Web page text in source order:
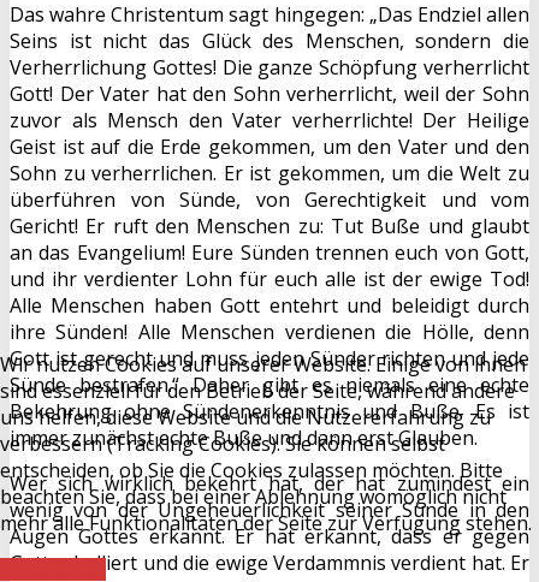
Das wahre Christentum sagt hingegen: „Das Endziel allen
Seins ist nicht das Glück des Menschen, sondern die
Verherrlichung Gottes! Die ganze Schöpfung verherrlicht
Gott! Der Vater hat den Sohn verherrlicht, weil der Sohn
zuvor als Mensch den Vater verherrlichte! Der Heilige
Geist ist auf die Erde gekommen, um den Vater und den
Sohn zu verherrlichen. Er ist gekommen, um die Welt zu
überführen von Sünde, von Gerechtigkeit und vom
Gericht! Er ruft den Menschen zu: Tut Buße und glaubt
an das Evangelium! Eure Sünden trennen euch von Gott,
und ihr verdienter Lohn für euch alle ist der ewige Tod!
Alle Menschen haben Gott entehrt und beleidigt durch
ihre Sünden! Alle Menschen verdienen die Hölle, denn
Gott ist gerecht und muss jeden Sünder richten und jede
Sünde bestrafen.“ Daher gibt es niemals eine echte
Bekehrung ohne Sündenerkenntnis und Buße. Es ist
immer zunächst echte Buße und dann erst Glauben.
Wer sich wirklich bekehrt hat, der hat zumindest ein
wenig von der Ungeheuerlichkeit seiner Sünde in den
Augen Gottes erkannt. Er hat erkannt, dass er gegen
Gott rebelliert und die ewige Verdammnis verdient hat. Er
Wir nutzen Cookies auf unserer Website. Einige von ihnen
sind essenziell für den Betrieb der Seite, während andere
uns helfen, diese Website und die Nutzererfahrung zu
verbessern (Tracking Cookies). Sie können selbst
entscheiden, ob Sie die Cookies zulassen möchten. Bitte
beachten Sie, dass bei einer Ablehnung womöglich nicht
mehr alle Funktionalitäten der Seite zur Verfügung stehen.